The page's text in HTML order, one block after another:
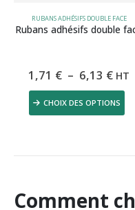
RUBANS ADHÉSIFS DOUBLE FACE
Rubans adhésifs double
1,71 € – 6,13 €Plage
prix :
1,71
à
HT
CHOIX DES OPTIONS
Ce
produit
options
Comment